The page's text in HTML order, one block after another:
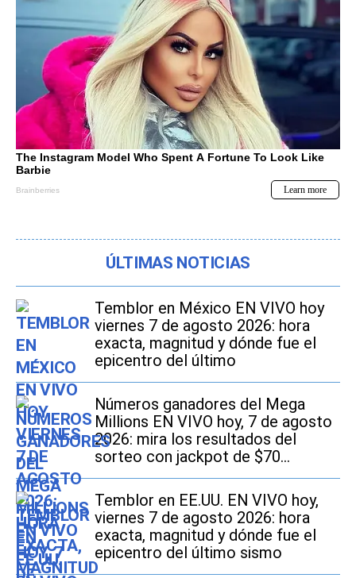
ÚLTIMAS NOTICIAS
Temblor en México EN VIVO hoy
viernes 7 de agosto 2026: hora
exacta, magnitud y dónde fue el
epicentro del último
Números ganadores del Mega
Millions EN VIVO hoy, 7 de agosto
2026: mira los resultados del
sorteo con jackpot de $70
millones en EE.UU.
Temblor en EE.UU. EN VIVO hoy,
viernes 7 de agosto 2026: hora
exacta, magnitud y dónde fue el
epicentro del último sismo